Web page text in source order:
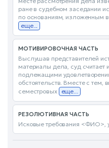
ране в судебном заседании
по основаниям, изложенным в
еще...
МОТИВИРОВОЧНАЯ ЧАСТЬ
Выслушав представителей
материалы дела, суд считает
подлежащими
обстоятельств. Вместе с тем,
семестровых еще...
РЕЗОЛЮТИВНАЯ ЧАСТЬ
Исковые требования <ФИО>,